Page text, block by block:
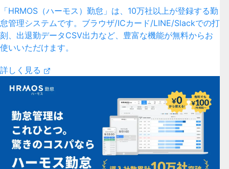
「HRMOS（ハーモス）勤怠」は、10万社以上が登録する勤
怠管理システムです。ブラウザ/ICカード/LINE/Slackでの打
刻、出退勤データCSV出力など、豊富な機能が無料からお
使いいただけます。
詳しく見る